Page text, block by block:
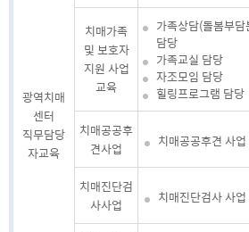
광역치매
센터
직무담당
자교육
치매가족
및 보호자
지원 사업
교육
가족상담(돌봄부
담당
가족교실 담당
자조모임 담당
힐링프로그램 담당
치매공공후
견사업
치매공공후견 사
치매진단검
사사업
치매진단검사 사